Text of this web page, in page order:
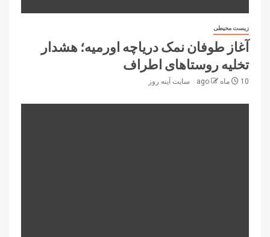
زیست محیطی
آغاز طوفان نمک دریاچه اورمیه؛ هشدار
تخلیه روستاهای اطراف
10 ماه ago سایت آینه‌ روز